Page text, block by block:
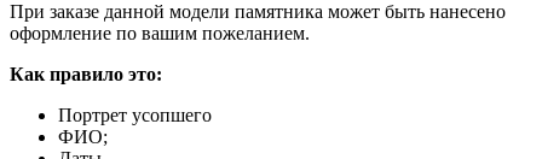
При заказе данной модели памятника может быть нанесено
оформление по вашим пожеланием.
Как правило это:
Портрет усопшего
ФИО;